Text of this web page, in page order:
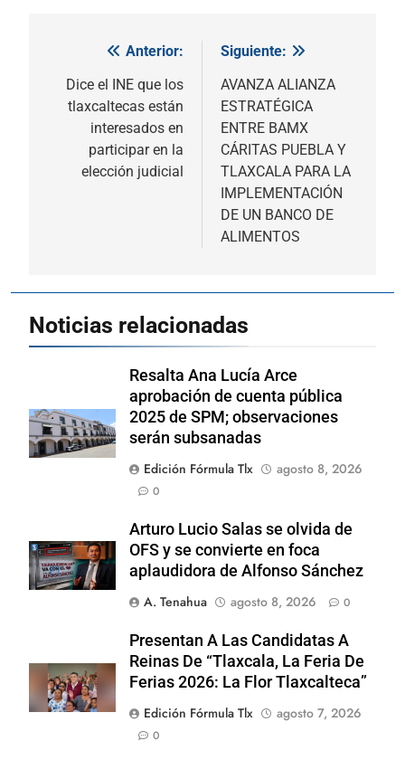
Navegación
de
entradas
Anterior:
Dice el INE que los
tlaxcaltecas están
interesados en
participar en la
elección judicial
Siguiente:
AVANZA ALIANZA
ESTRATÉGICA
ENTRE BAMX
CÁRITAS PUEBLA Y
TLAXCALA PARA LA
IMPLEMENTACIÓN
DE UN BANCO DE
ALIMENTOS
Noticias relacionadas
Resalta Ana Lucía Arce
aprobación de cuenta pública
2025 de SPM; observaciones
serán subsanadas
Edición Fórmula Tlx
agosto 8, 2026
0
Arturo Lucio Salas se olvida de
OFS y se convierte en foca
aplaudidora de Alfonso Sánchez
A. Tenahua
agosto 8, 2026 0
Presentan A Las Candidatas A
Reinas De “Tlaxcala, La Feria De
Ferias 2026: La Flor Tlaxcalteca”
Edición Fórmula Tlx
agosto 7, 2026
0